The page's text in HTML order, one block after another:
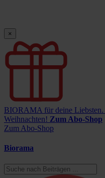
×
BIORAMA für deine Liebsten.
Weihnachten! Zum Abo-Shop
Zum Abo-Shop
Biorama